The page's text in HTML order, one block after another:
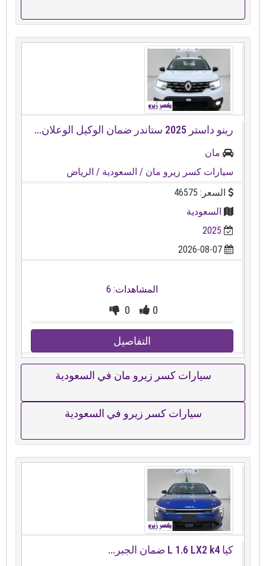
رينو داستر ⁦⁦2025⁩⁩ ستاندر ضمان الوكيل الوعلان...
مان
سيارات كسر زيرو مان/ السعودية/ الرياض
السعر: 46575
السعودية
2025
2026-08-07
المشاهدات: 6
0
0
التفاصيل
سيارات كسر زيرو مان في السعودية
سيارات كسر زيرو في السعودية
كيا ⁦⁦k4⁩⁩ ⁦⁦LX2⁩⁩ ⁦⁦1.6⁩⁩ ⁦⁦L⁩⁩ ضمان الجبر...